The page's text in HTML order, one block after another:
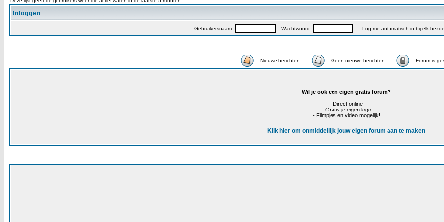
Inloggen
Gebruikersnaam: Wachtwoord: Log me automatisch in bij elk
Nieuwe berichten Geen nieuwe berichten Forum is
Wil je ook een eigen gratis forum?
- Direct online
- Gratis je eigen logo
- Filmpjes en video mogelijk!
Klik hier om onmiddellijk jouw eigen forum aan te maken